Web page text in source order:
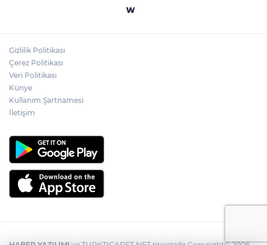
Gizlilik Politikası
Çerez Politikası
Veri Politikası
Künye
Kullanım Şartnamesi
İletişim